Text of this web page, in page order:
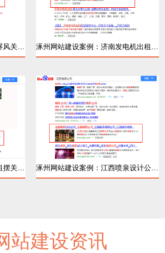
涿州网站建设案例：北京办公屏风关键词排名 涿州网站建设案例：济南发电机出租百度优化
涿州网站建设案例：北京绿植租摆关键词排名
详情
涿州网站建设案例：江西喷泉设计公司关键词
站建设资讯